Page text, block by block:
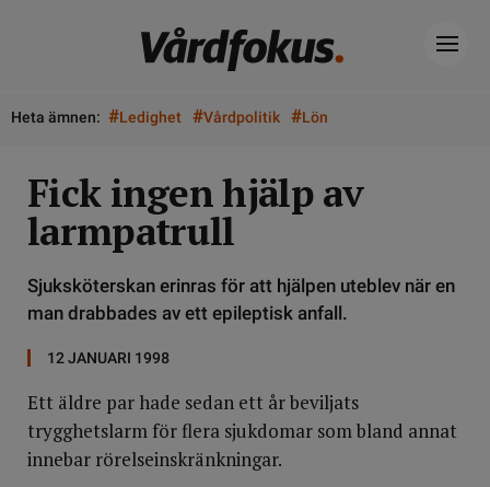
Heta ämnen: #Ledighet #Vårdpolitik #Lön
Fick ingen hjälp av
larmpatrull
Sjuksköterskan erinras för att hjälpen uteblev när en
man drabbades av ett epileptisk anfall.
12 JANUARI 1998
Ett äldre par hade sedan ett år beviljats
trygghetslarm för flera sjukdomar som bland annat
innebar rörelseinskränkningar.